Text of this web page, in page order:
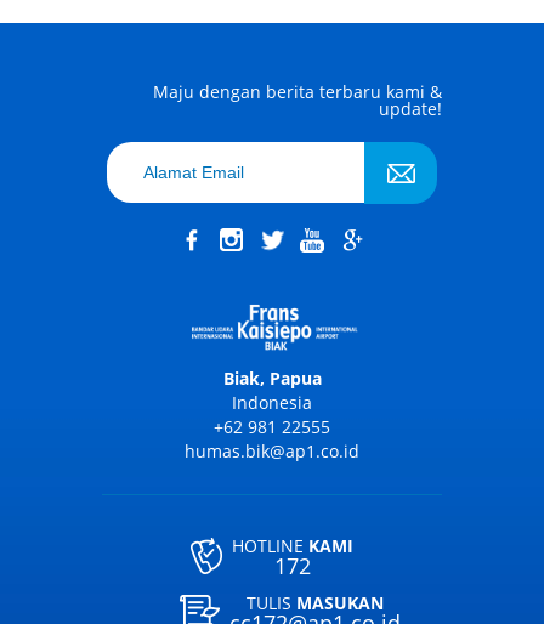
Maju dengan berita terbaru kami &
update!
Biak, Papua
Indonesia
+62 981 22555
humas.bik@ap1.co.id
HOTLINE KAMI
172
TULIS MASUKAN